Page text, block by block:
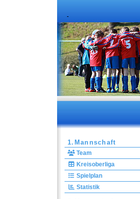
1.Mannschaft
Team
Kreisoberliga
Spielplan
Statistik